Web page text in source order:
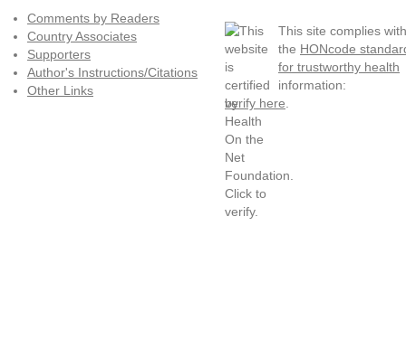
Comments by Readers
Country Associates
Supporters
Author's Instructions/Citations
Other Links
This site complies with
the HONcode
for trustworthy health
information:
verify here